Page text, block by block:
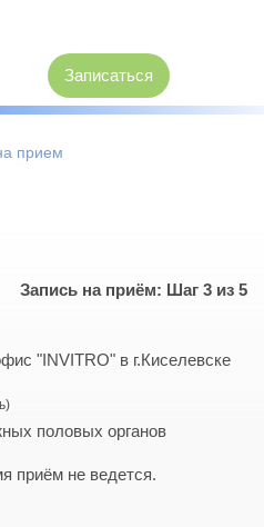
Записаться
прием
Запись на приём: Шаг 3 из 5
"INVITRO" в г.Киселевске
половых органов
приём не ведется.